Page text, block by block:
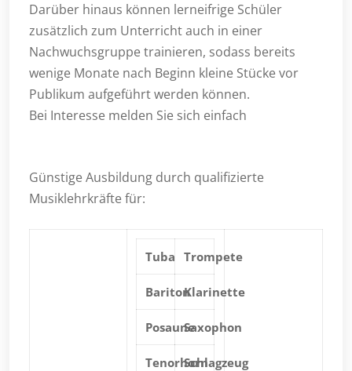
Darüber hinaus können lerneifrige Schüler
zusätzlich zum Unterricht auch in einer
Nachwuchsgruppe trainieren, sodass bereits
wenige Monate nach Beginn kleine Stücke vor
Publikum aufgeführt werden können.
Bei Interesse melden Sie sich einfach
Günstige Ausbildung durch qualifizierte
Musiklehrkräfte für:
Tuba Trompete
BaritonKlarinette
PosauneSaxophon
TenorhornSchlagzeug